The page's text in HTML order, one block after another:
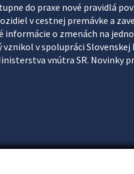
do praxe nové pravidlá
v cestnej premávke a
informácie o zmenách na
v spolupráci Slovenskej
vnútra SR. Novinky